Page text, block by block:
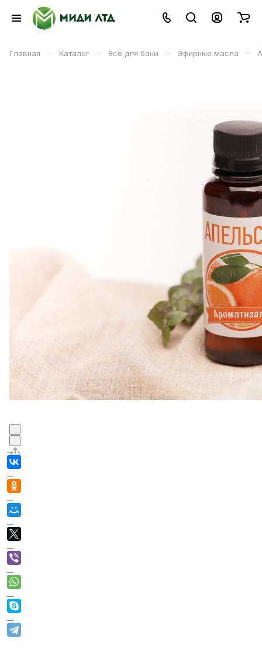
Главная – Каталог – Всё для бани – Эфирные масла –